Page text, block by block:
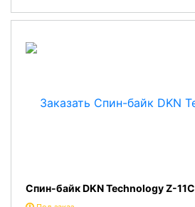
Сайкл NordicTrack GX 5.2
Спин-байк DKN Technology Z-11C